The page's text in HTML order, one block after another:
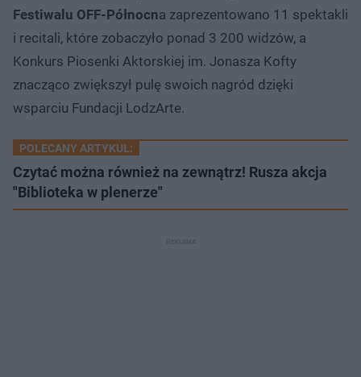
Festiwalu OFF-Północna zaprezentowano 11 spektakli
i recitali, które zobaczyło ponad 3 200 widzów, a
Konkurs Piosenki Aktorskiej im. Jonasza Kofty
znacząco zwiększył pulę swoich nagród dzięki
wsparciu Fundacji LodzArte.
POLECANY ARTYKUŁ:
Czytać można również na zewnątrz! Rusza akcja
"Biblioteka w plenerze"